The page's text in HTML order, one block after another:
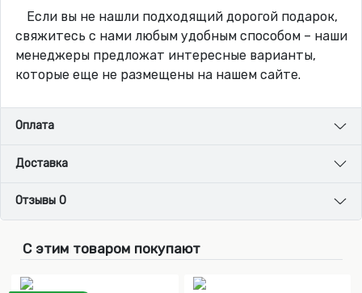
Если вы не нашли подходящий дорогой подарок,
свяжитесь с нами любым удобным способом – наши
менеджеры предложат интересные варианты,
которые еще не размещены на нашем сайте.
Оплата
Доставка
Отзывы 0
С этим товаром покупают